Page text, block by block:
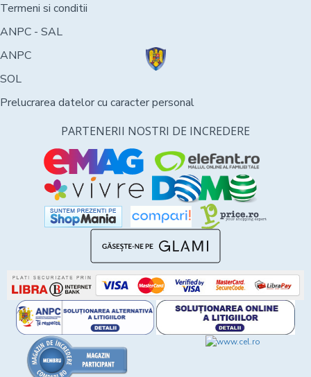
Termeni si conditii
ANPC - SAL
ANPC
SOL
Prelucrarea datelor cu caracter personal
PARTENERII NOSTRI DE INCREDERE